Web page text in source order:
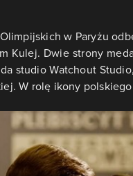
w Paryżu
Kulej. Dwie strony
studio Watchout
W rolę ikony